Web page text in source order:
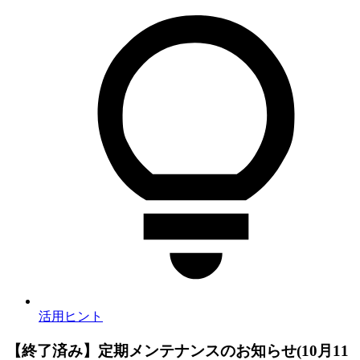
活用ヒント
【終了済み】定期メンテナンスのお知らせ(10月11